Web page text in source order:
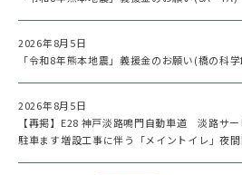
2026年8月5日
「令和8年熊本地震」義援金のお願い(橋の科学
2026年8月5日
【再掲】E28 神戸淡路鳴門自動車道 淡路サ
駐車ます増設工事に伴う「メイントイレ」夜間